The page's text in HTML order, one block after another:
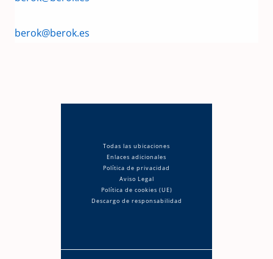
berok@berok.es
Todas las ubicaciones
Enlaces adicionales
Política de privacidad
Aviso Legal
Política de cookies (UE)
Descargo de responsabilidad